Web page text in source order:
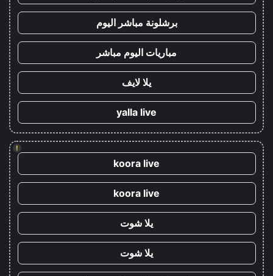
برشلونة مباشر اليوم
مباريات اليوم مباشر
يلا لايف
yalla live
!
koora live
koora live
يلا شوت
يلا شوت